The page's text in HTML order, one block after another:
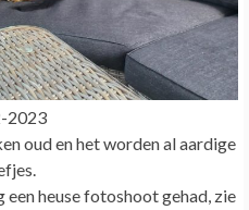
2023
oud en het worden al aardige
heuse fotoshoot gehad, zie